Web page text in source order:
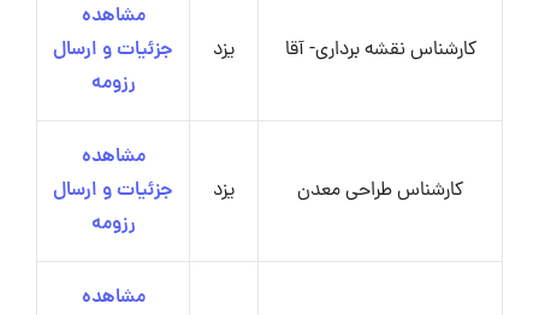
کارشناس نقشه برداری- آقا یزد
مشاهده
جزئیات و ارسال
رزومه
کارشناس طراحی معدن یزد
مشاهده
جزئیات و ارسال
رزومه
مشاهده